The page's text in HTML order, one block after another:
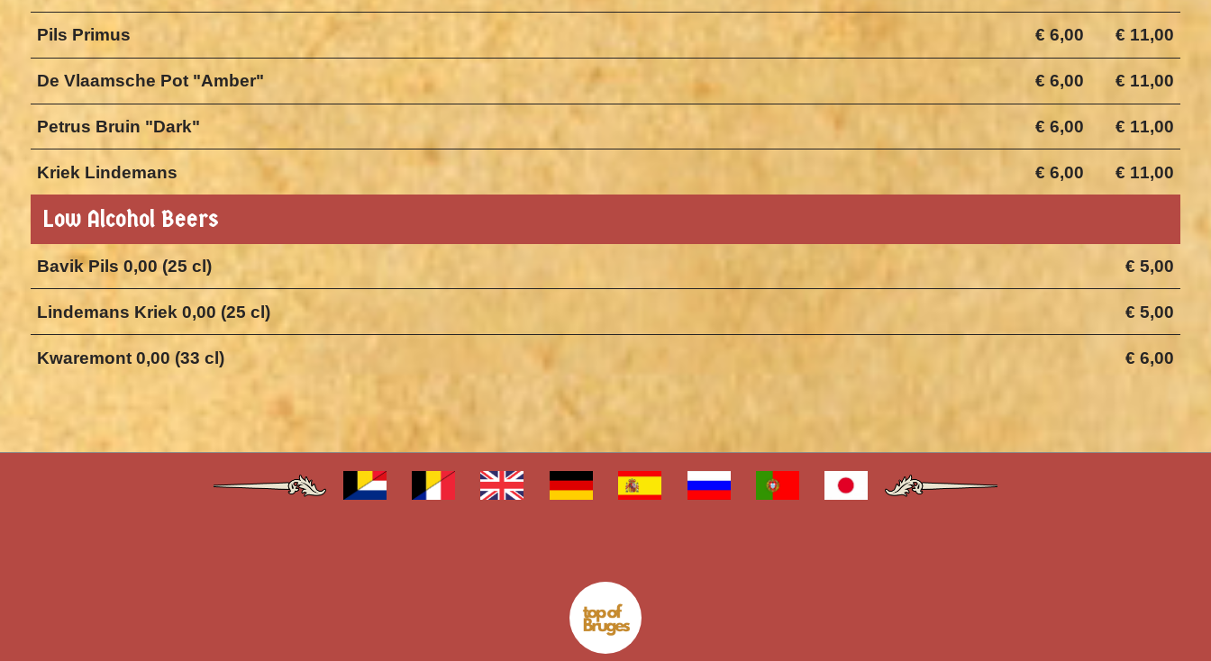
€ 11,00
€ 6,00
Pils Primus
€ 11,00
€ 6,00
De Vlaamsche Pot "Amber"
€ 11,00
€ 6,00
Petrus Bruin "Dark"
€ 11,00
€ 6,00
Kriek Lindemans
Low Alcohol Beers
€ 5,00
Bavik Pils 0,00 (25 cl)
€ 5,00
Lindemans Kriek 0,00 (25 cl)
€ 6,00
Kwaremont 0,00 (33 cl)